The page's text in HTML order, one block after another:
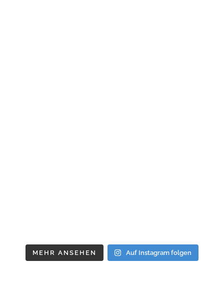
MEHR ANSEHEN Auf Instagram folgen